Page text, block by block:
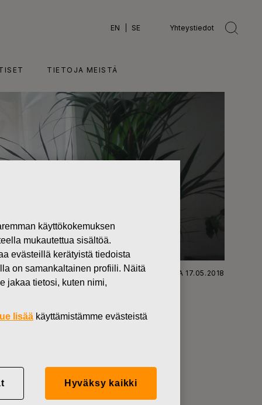
EN SE Yhteystiedot
TIETOJA MEISTÄ
OYJ ABP:N OMIEN OSAKKEIDEN HANKINTA 17.05.2018
käyttökokemuksen
mukautettua sisältöä.
evästeillä kerätyistä tiedoista
on samankaltainen profiili. Näitä
jakaa tietosi, kuten nimi,
lisää käyttämistämme evästeistä
Hyväksy kaikki